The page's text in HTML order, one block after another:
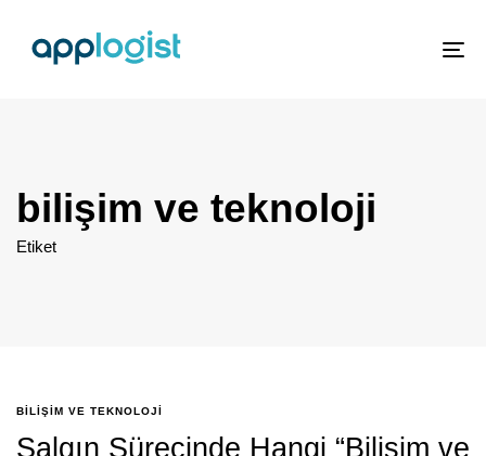
bilişim ve teknoloji
Etiket
BILIŞIM VE TEKNOLOJI
Salgın Sürecinde Hangi “Bilişim ve